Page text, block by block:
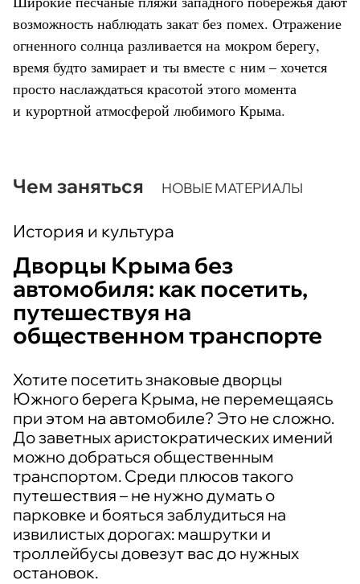
возможность наблюдать закат без помех. Отражение
огненного солнца разливается на мокром берегу,
время будто замирает и ты вместе с ним – хочется
просто наслаждаться красотой этого момента
и курортной атмосферой любимого Крыма.
Чем заняться НОВЫЕ МАТЕРИАЛЫ
История и культура
Дворцы Крыма без
автомобиля: как посетить,
путешествуя на
общественном транспорте
Хотите посетить знаковые дворцы
Южного берега Крыма, не перемещаясь
при этом на автомобиле? Это не сложно.
До заветных аристократических имений
можно добраться общественным
транспортом. Среди плюсов такого
путешествия – не нужно думать о
парковке и бояться заблудиться на
извилистых дорогах: машрутки и
троллейбусы довезут вас до нужных
остановок.